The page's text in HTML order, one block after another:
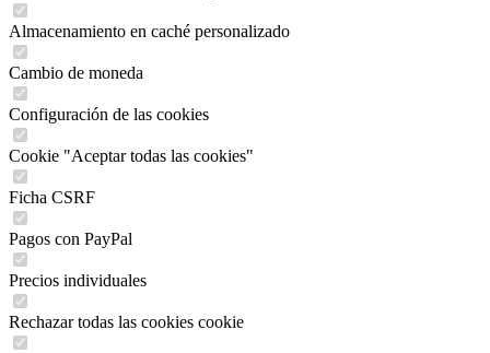
Almacenamiento en caché personalizado
Cambio de moneda
Configuración de las cookies
Cookie "Aceptar todas las cookies"
Ficha CSRF
Pagos con PayPal
Precios individuales
Rechazar todas las cookies cookie